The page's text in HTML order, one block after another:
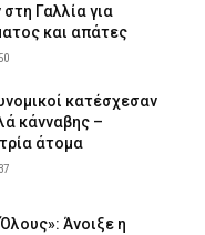
εναέρια
Γαλλία για
και απάτες
κατέσχεσαν
κάνναβης –
άτομα
Άνοιξε η